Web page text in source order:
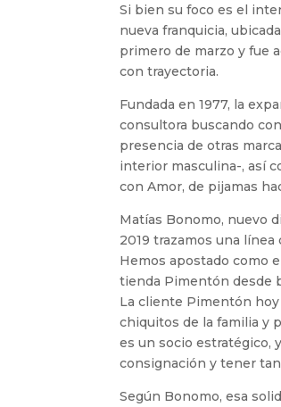
Si bien su foco es el
nueva franquicia,
primero de marzo y fue
con trayectoria.
Fundada en 1977, la
consultora buscando
presencia de otras
interior masculina-, así
con Amor, de pijamas
Matías Bonomo, nuevo
2019 trazamos una
Hemos apostado como
tienda Pimentón desde
La cliente Pimentón hoy
chiquitos de la familia y
es un socio estratégico,
consignación y tener
Según Bonomo, esa